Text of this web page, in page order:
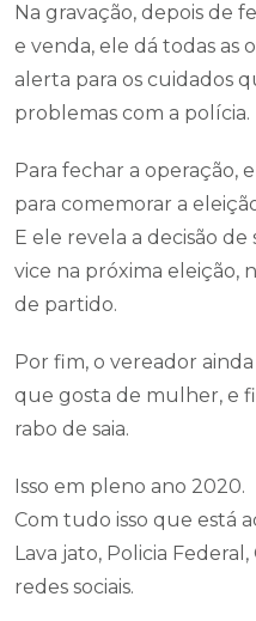
Na gravação, depois de
e venda, ele dá todas as
alerta para os cuidados
problemas com a polícia.
Para fechar a operação,
para comemorar a
E ele revela a decisão
vice na próxima
de partido.
Por fim, o vereador
que gosta de mulher, e
rabo de saia.
Isso em pleno ano 2020.
Com tudo isso que está
Lava jato, Policia
redes sociais.